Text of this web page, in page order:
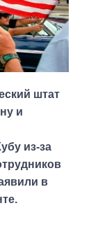
штат
и
из-за
в